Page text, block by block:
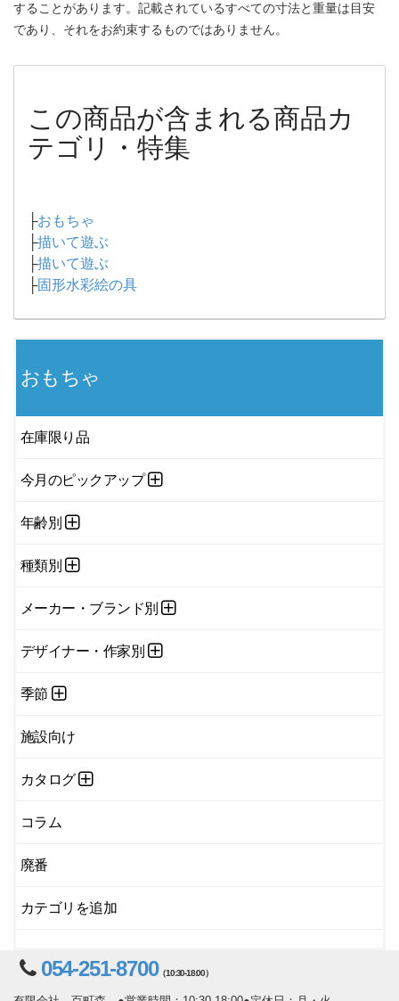
することがあります。記載されているすべての寸法と重量は目安
であり、それをお約束するものではありません。
この商品が含まれる商品カ
テゴリ・特集
├おもちゃ
├描いて遊ぶ
├描いて遊ぶ
├固形水彩絵の具
おもちゃ
在庫限り品
今月のピックアップ
年齢別
種類別
メーカー・ブランド別
デザイナー・作家別
季節
施設向け
カタログ
コラム
廃番
カテゴリを追加
054-251-8700（10:30-18:00）